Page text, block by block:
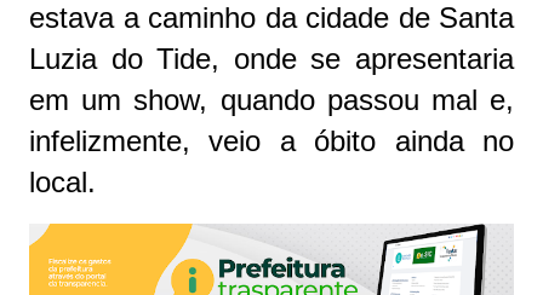
estava a caminho da cidade de Santa
Luzia do Tide, onde se apresentaria
em um show, quando passou mal e,
infelizmente, veio a óbito ainda no
local.